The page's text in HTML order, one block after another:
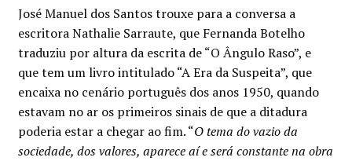
José Manuel dos Santos trouxe para a conversa a
escritora Nathalie Sarraute, que Fernanda Botelho
traduziu por altura da escrita de “O Ângulo Raso”, e
que tem um livro intitulado “A Era da Suspeita”, que
encaixa no cenário português dos anos 1950, quando
estavam no ar os primeiros sinais de que a ditadura
poderia estar a chegar ao fim. “O tema do vazio da
sociedade, dos valores, aparece aí e será constante na obra